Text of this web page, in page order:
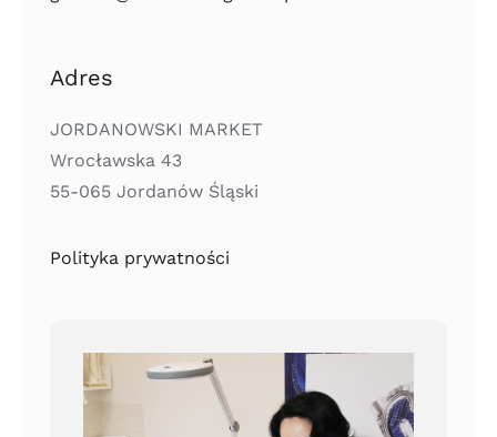
Adres
JORDANOWSKI MARKET
Wrocławska 43
55-065 Jordanów Śląski
Polityka prywatności